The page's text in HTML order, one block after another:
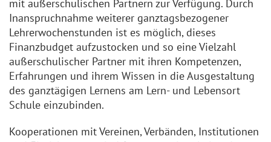
mit außerschulischen Partnern zur Verfügung. Durch
Inanspruchnahme weiterer ganztagsbezogener
Lehrerwochenstunden ist es möglich, dieses
Finanzbudget aufzustocken und so eine Vielzahl
außerschulischer Partner mit ihren Kompetenzen,
Erfahrungen und ihrem Wissen in die Ausgestaltung
des ganztägigen Lernens am Lern- und Lebensort
Schule einzubinden.
Kooperationen mit Vereinen, Verbänden, Institutionen